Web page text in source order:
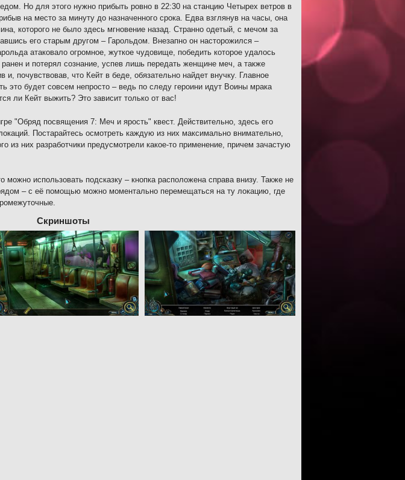
Но для этого нужно прибыть ровно в 22:30 на станцию Четырех ветров в
на место за минуту до назначенного срока. Едва взглянув на часы, она
которого не было здесь мгновение назад. Странно одетый, с мечом за
его старым другом – Гарольдом. Внезапно он насторожился –
атаковало огромное, жуткое чудовище, победить которое удалось
и потерял сознание, успев лишь передать женщине меч, а также
и, почувствовав, что Кейт в беде, обязательно найдет внучку. Главное
это будет совсем непросто – ведь по следу героини идут Воины мрака
ли Кейт выжить? Это зависит только от вас!
"Обряд посвящения 7: Меч и ярость" квест. Действительно, здесь его
Постарайтесь осмотреть каждую из них максимально внимательно,
из них разработчики предусмотрели какое-то применение, причем зачастую
можно использовать подсказку – кнопка расположена справа внизу. Также не
– с её помощью можно моментально перемещаться на ту локацию, где
Скриншоты